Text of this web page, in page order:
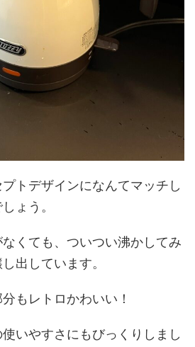
トデザインになんてマッチし
ょう。
くても、ついつい沸かしてみ
出しています。
もレトロかわいい！
いやすさにもびっくりしまし